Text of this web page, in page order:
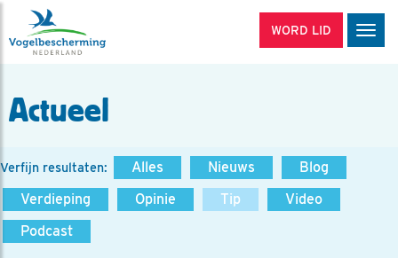
WORD LID
Actueel
Verfijn resultaten: Alles Nieuws
Blog
Verdieping
Opinie Tip
Video
Podcast